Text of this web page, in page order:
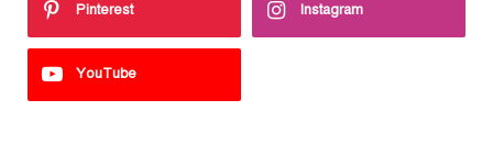
Pinterest Instagram
YouTube